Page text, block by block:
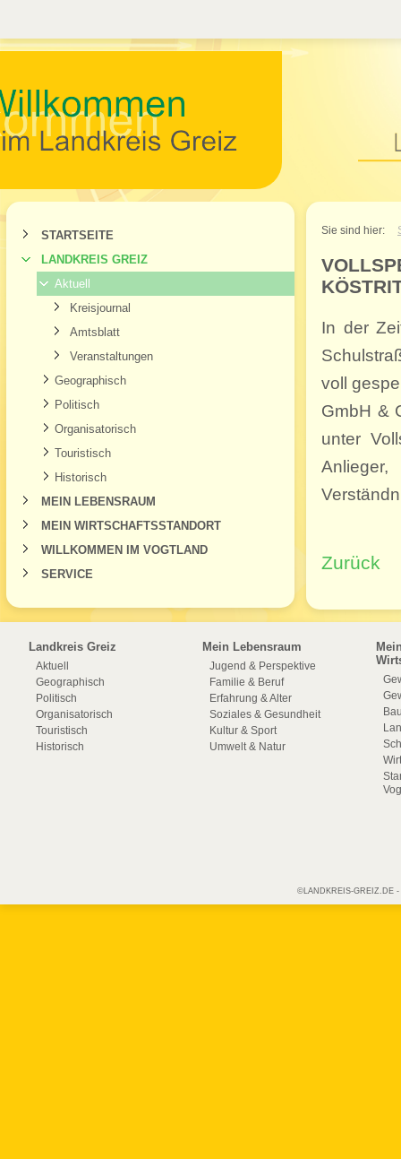
Willkommen im
STARTSEITE
LANDKREIS GREIZ
Aktuell
Kreisjournal
Amtsblatt
Veranstaltungen
Geographisch
Politisch
Organisatorisch
Touristisch
Historisch
MEIN LEBENSRAUM
MEIN WIRTSCHAFTSSTANDORT
WILLKOMMEN IM VOGTLAND
SERVICE
Sie sind hier:
In der
voll
GmbH &
unter
Zurück
Landkreis Greiz
Aktuell
Geographisch
Politisch
Organisatorisch
Touristisch
Historisch
Mein Lebensraum
Jugend & Perspektive
Familie & Beruf
Erfahrung & Alter
Soziales & Gesundheit
Kultur & Sport
Umwelt & Natur
©LANDKREIS-GREIZ.DE